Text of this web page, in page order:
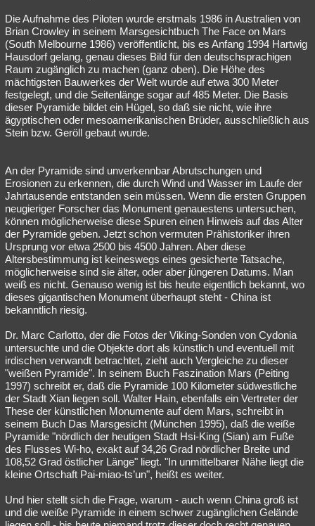
Die Aufnahme des Piloten wurde erstmals 1986 in Australien von
Brian Crowley in seinem Marsgesichtbuch The Face on Mars
(South Melbourne 1986) veröffentlicht, bis es Anfang 1994 Hartwig
Hausdorf gelang, genau dieses Bild für den deutschsprachigen
Raum zugänglich zu machen (ganz oben). Die Höhe des
mächtigsten Bauwerkes der Welt wurde auf etwa 300 Meter
festgelegt, und die Seitenlänge sogar auf 485 Meter. Die Basis
dieser Pyramide bildet ein Hügel, so daß sie nicht, wie ihre
ägyptischen oder mesoamerikanischen Brüder, ausschließlich aus
Stein bzw. Geröll gebaut wurde.
An der Pyramide sind unverkennbar Abrutschungen und
Erosionen zu erkennen, die durch Wind und Wasser im Laufe der
Jahrtausende entstanden sein müssen. Wenn die ersten Gruppen
neugieriger Forscher das Monument genauestens untersuchen,
können möglicherweise diese Spuren einen Hinweis auf das Alter
der Pyramide geben. Jetzt schon vermuten Prähistoriker ihren
Ursprung vor etwa 2500 bis 4500 Jahren. Aber diese
Altersbestimmung ist keineswegs eines gesicherte Tatsache,
möglicherweise sind sie älter, oder aber jüngeren Datums. Man
weiß es nicht. Genauso wenig ist bis heute eigentlich bekannt, wo
dieses gigantischen Monument überhaupt steht - China ist
bekanntlich riesig.
Dr. Marc Carlotto, der die Fotos der Viking-Sonden von Cydonia
untersuchte und die Objekte dort als künstlich und eventuell mit
irdischen verwandt betrachtet, zieht auch Vergleiche zu dieser
"weißen Pyramide". In seinem Buch Faszination Mars (Peiting
1997) schreibt er, daß die Pyramide 100 Kilometer südwestliche
der Stadt Xian liegen soll. Walter Hain, ebenfalls ein Vertreter der
These der künstlichen Monumente auf dem Mars, schreibt in
seinem Buch Das Marsgesicht (München 1995), daß die weiße
Pyramide "nördlich der heutigen Stadt Hsi-King (Sian) am Fuße
des Flusses Wi-ho, exakt auf 34,26 Grad nördlicher Breite und
108,52 Grad östlicher Länge" liegt. "In unmittelbarer Nähe liegt die
kleine Ortschaft Pai-miao-ts’un", heißt es weiter.
Und hier stellt sich die Frage, warum - auch wenn China groß ist
und die weiße Pyramide in einem schwer zugänglichen Gelände